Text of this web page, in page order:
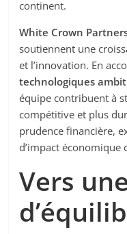
continent.
White Crown
soutiennent une
et l’innovation. En
technologiques
équipe contribuent à
compétitive et plus
prudence financière,
d’impact économique
Vers